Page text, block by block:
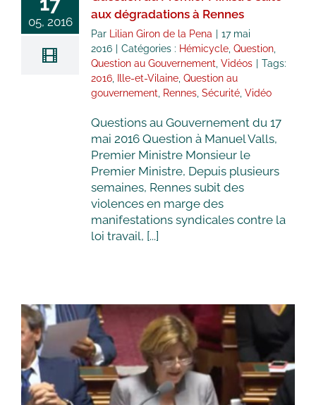
05, 2016
aux dégradations à Rennes
Par Lilian Giron de la Pena
17 mai
2016
Catégories : Hémicycle, Question,
Question au Gouvernement, Vidéos
Tags:
2016, Ille-et-Vilaine, Question au
gouvernement, Rennes, Sécurité, Vidéo
Questions au Gouvernement du 17
mai 2016 Question à Manuel Valls,
Premier Ministre Monsieur le
Premier Ministre, Depuis plusieurs
semaines, Rennes subit des
violences en marge des
manifestations syndicales contre la
loi travail, [...]
Octobre 2015 : Question au
gouvernement sur le compte
personnel d’activité